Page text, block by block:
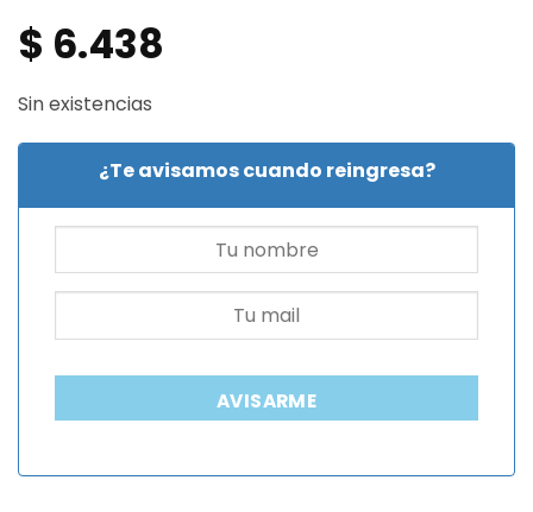
$ 6.438
Sin existencias
¿Te avisamos cuando reingresa?
AVISARME